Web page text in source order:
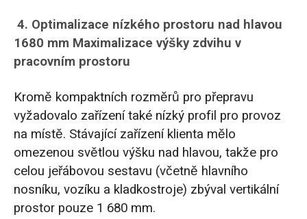
4. Optimalizace nízkého prostoru nad hlavou
1680 mm Maximalizace výšky zdvihu v
pracovním prostoru
Kromě kompaktních rozměrů pro přepravu
vyžadovalo zařízení také nízký profil pro provoz
na místě. Stávající zařízení klienta mělo
omezenou světlou výšku nad hlavou, takže pro
celou jeřábovou sestavu (včetně hlavního
nosníku, vozíku a kladkostroje) zbýval vertikální
prostor pouze 1 680 mm.